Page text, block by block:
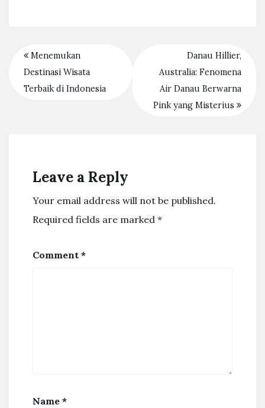
Menemukan
Destinasi Wisata
Terbaik di Indonesia
Danau Hillier,
Australia: Fenomena
Air Danau Berwarna
Pink yang Misterius
Leave a Reply
Your email address will not be published.
Required fields are marked *
Comment *
Name *